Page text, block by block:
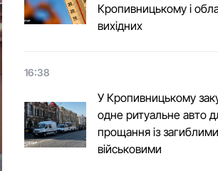
Кропивницькому і
вихідних
16:38
У Кропивницькому
одне ритуальне авто
прощання із загиблими
військовими